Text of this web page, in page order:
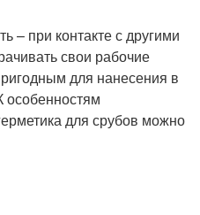
– при контакте с другими
свои рабочие
для нанесения в
особенностям
для срубов можно